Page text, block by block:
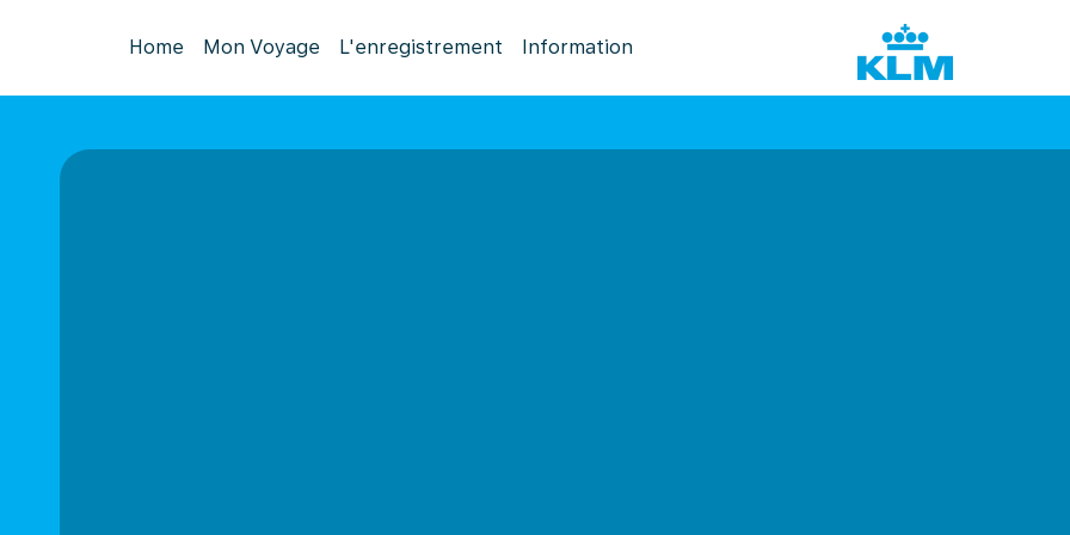
Home Mon Voyage L'enregistrement Information